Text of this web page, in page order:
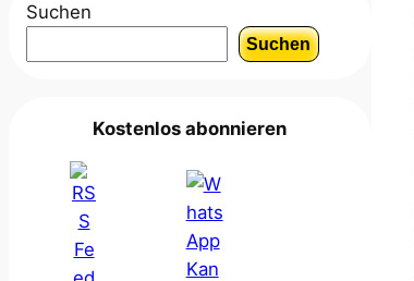
Suchen
Suchen
Kostenlos abonnieren